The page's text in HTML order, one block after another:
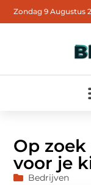
Zondag 9 Augustus
Op
voor je
Bedrijven